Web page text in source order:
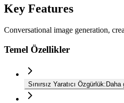
Key Features
Conversational image generation,
Temel Özellikler
Sınırsız Yaratıcı Özgürlük:Daha